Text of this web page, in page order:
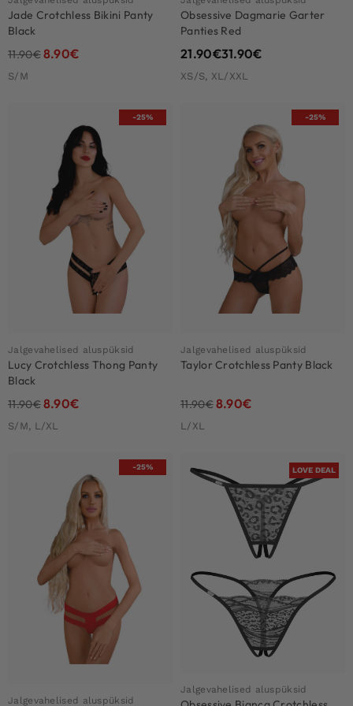
Jade Crotchless Bikini Panty
Black
11.90€8.90€
S/M
Obsessive Dagmarie Garter
Panties Red
21.90€31.90€
XS/S, XL/XXL
-25%
Jalgevahelised aluspüksid
Lucy Crotchless Thong Panty
Black
11.90€8.90€
S/M, L/XL
-25%
Jalgevahelised aluspüksid
Taylor Crotchless Panty Black
11.90€8.90€
L/XL
-25%
Jalgevahelised aluspüksid
LOVE DEAL
Jalgevahelised aluspüksid